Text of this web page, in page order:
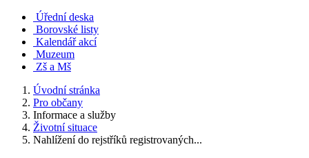
Úřední deska
Borovské listy
Kalendář akcí
Muzeum
Zš a Mš
Úvodní stránka
Pro občany
Informace a služby
Životní situace
Nahlížení do rejstříků registrovaných...